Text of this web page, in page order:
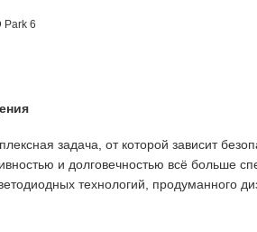
Park 6
задача, от которой зависит
и долговечностью всё больше
технологий, продуманного